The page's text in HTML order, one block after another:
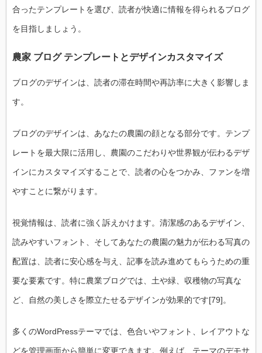
合ったテンプレートを選び、読者が快適に情報を得られるブログ
を目指しましょう。
農家 ブログ テンプレートとデザインカスタマイズ
ブログのデザインは、読者の滞在時間や再訪率に大きく影響しま
す。
ブログのデザインは、あなたの農園の顔となる部分です。テンプ
レートを最大限に活用し、農園のこだわりや世界観が伝わるデザ
インにカスタマイズすることで、読者の心をつかみ、ファンを増
やすことに繋がります。
視覚情報は、読者に強く訴えかけます。清潔感のあるデザイン、
読みやすいフォント、そしてあなたの農園の魅力が伝わる写真の
配置は、読者に安心感を与え、記事を読み進めてもらうための重
要な要素です。特に農業ブログでは、土や緑、収穫物の写真な
ど、自然の美しさを際立たせるデザインが効果的です[79]。
多くのWordPressテーマでは、色合いやフォント、レイアウトな
どを管理画面から簡単に変更できます。例えば、テーマのデモサ